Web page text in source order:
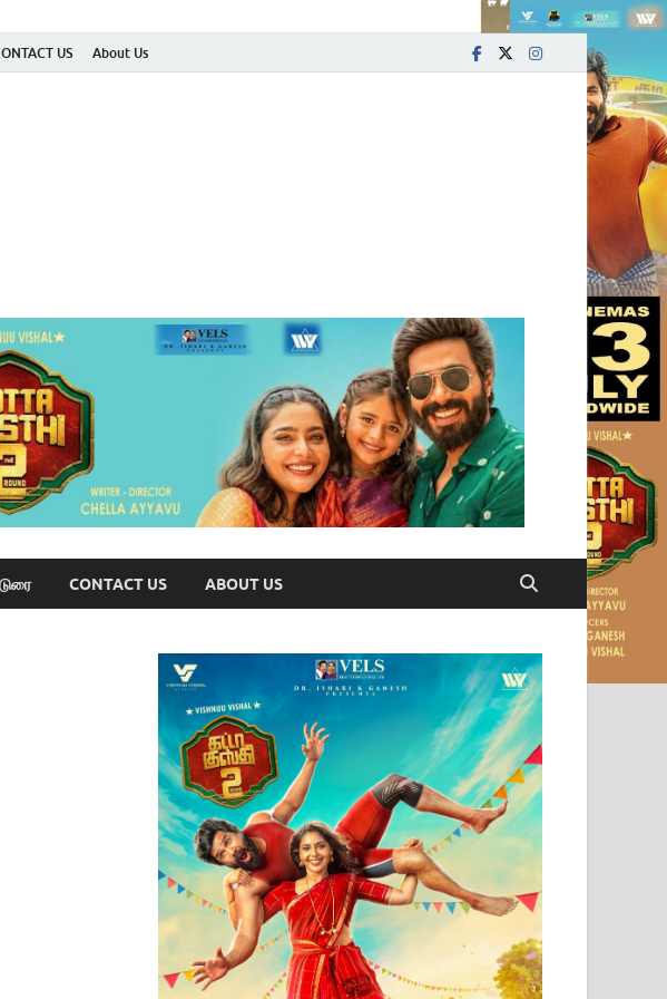
US About Us
CONTACT US ABOUT US